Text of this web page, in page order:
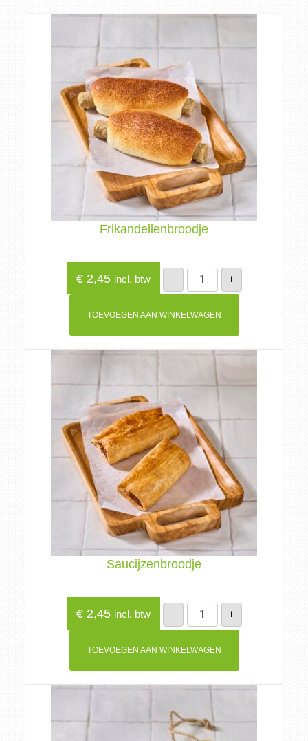
Frikandellenbroodje
€2,45 incl. btw -
Frikandellenbroodje
aantal
+
TOEVOEGEN AAN WINKELWAGEN
Saucijzenbroodje
€2,45 incl. btw -
Saucijzenbroodje
aantal
+
TOEVOEGEN AAN WINKELWAGEN